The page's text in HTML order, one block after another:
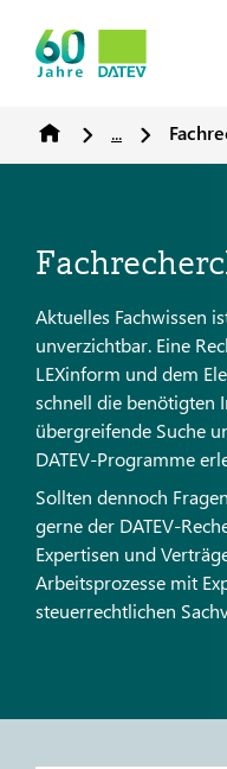
...
Aktuelles Fachwissen
unverzichtbar. Eine
LEXinform und dem
schnell die benötigten
übergreifende Suche
DATEV-Programme
Sollten dennoch
gerne der DATEV-
Expertisen und
Arbeitsprozesse mit
steuerrechtlichen